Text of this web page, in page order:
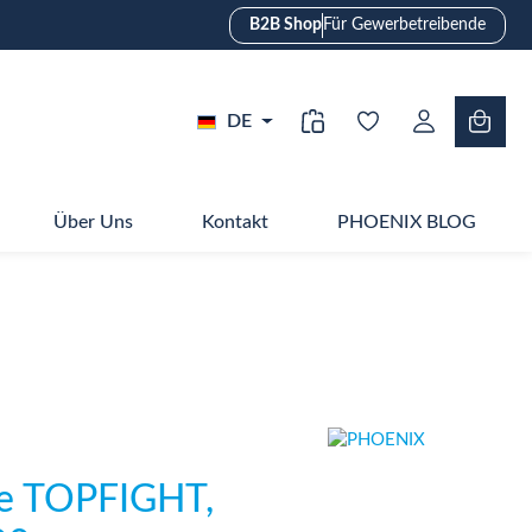
B2B Shop Für Gewerbetreibende
DE
Über Uns Kontakt PHOENIX BLOG
TOPFIGHT,